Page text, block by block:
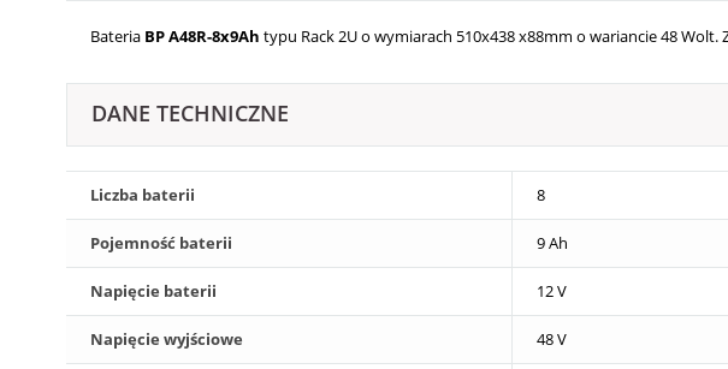
Bateria BP A48R-8x9Ah typu Rack 2U o wymiarach 510x438 x88mm o wariancie 48 Wolt.
DANE TECHNICZNE
Liczba baterii 8
Pojemność baterii 9 Ah
Napięcie baterii 12 V
Napięcie wyjściowe 48 V